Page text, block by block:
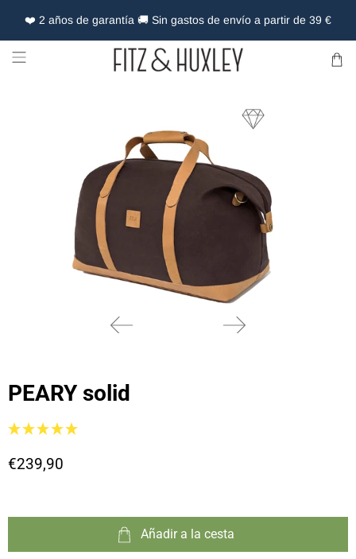
❤️ 2 años de garantía 🚚 Sin gastos de envío a partir de 39 €
PEARY solid
€239,90
Añadir a la cesta